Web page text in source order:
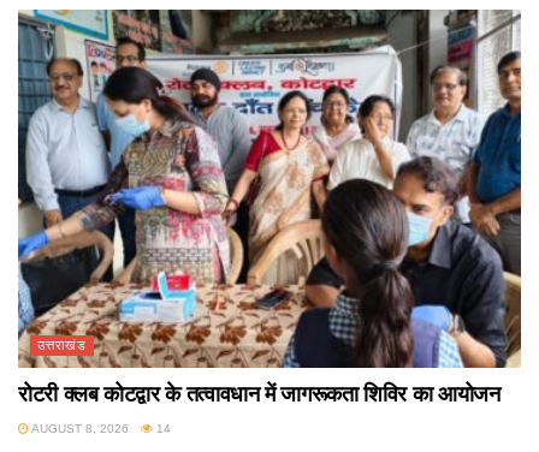
उत्तराखंड
रोटरी क्लब कोटद्वार के तत्वावधान में जागरूकता शिविर का आयोजन
AUGUST 8, 2026 14